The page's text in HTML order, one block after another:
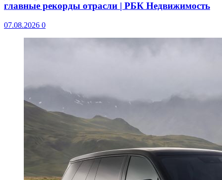
главные рекорды отрасли | РБК Недвижимость
07.08.2026 0